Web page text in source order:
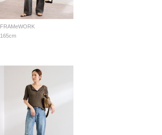
FRAMeWORK
165cm